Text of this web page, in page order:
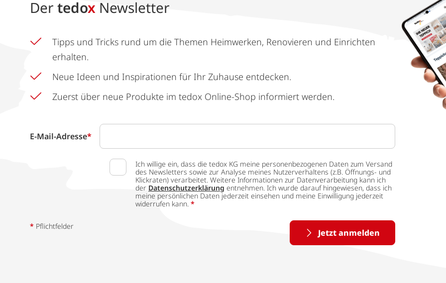
Der tedox Newsletter
Tipps und Tricks rund um die Themen Heimwerken, Renovieren und Einrichten
erhalten.
Neue Ideen und Inspirationen für Ihr Zuhause entdecken.
Zuerst über neue Produkte im tedox Online-Shop informiert werden.
E-Mail-Adresse*
Ich willige ein, dass die tedox KG meine personenbezogenen Daten zum Versand
des Newsletters sowie zur Analyse meines Nutzerverhaltens (z.B. Öffnungs- und
Klickraten) verarbeitet. Weitere Informationen zur Datenverarbeitung kann ich
der Datenschutzerklärung entnehmen. Ich wurde darauf hingewiesen, dass ich
meine persönlichen Daten jederzeit einsehen und meine Einwilligung jederzeit
widerrufen kann. *
Jetzt anmelden
* Pflichtfelder